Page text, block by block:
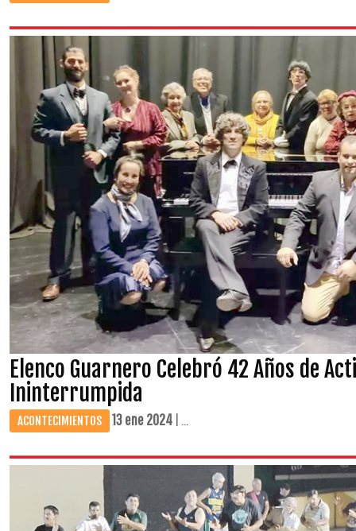
Elenco Guarnero Celebró 42 Años de
Ininterrumpida
ACONTECIMIENTOS 13 ene 2024 | ...